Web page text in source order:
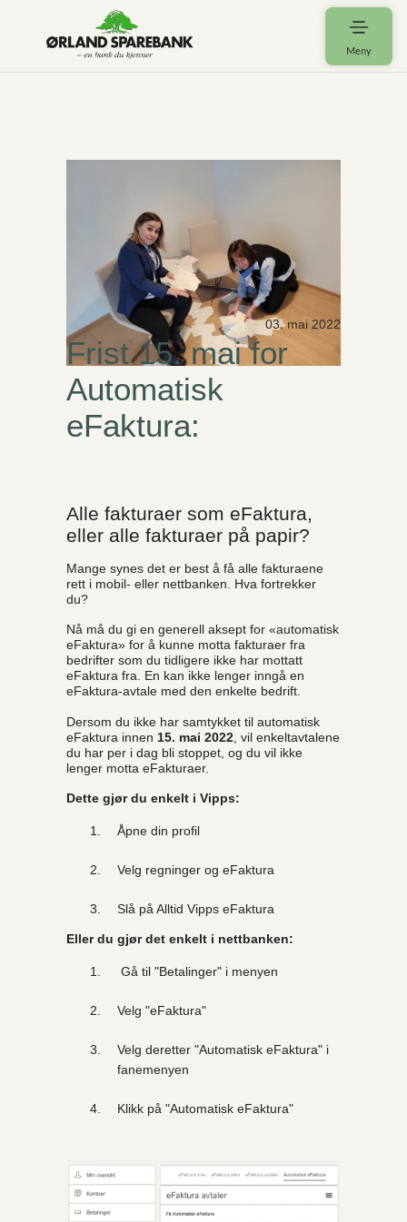
Meny
Frist 15. mai for
Automatisk
eFaktura:
03. mai 2022
Alle fakturaer som eFaktura,
eller alle fakturaer på papir?
Mange synes det er best å få alle fakturaene
rett i mobil- eller nettbanken. Hva fortrekker
du?
Nå må du gi en generell aksept for «automatisk
eFaktura» for å kunne motta fakturaer fra
bedrifter som du tidligere ikke har mottatt
eFaktura fra. En kan ikke lenger inngå en
eFaktura-avtale med den enkelte bedrift.
Dersom du ikke har samtykket til automatisk
eFaktura innen 15. mai 2022 , vil enkeltavtalene
du har per i dag bli stoppet, og du vil ikke
lenger motta eFakturaer.
Dette gjør du enkelt i Vipps:
Åpne din profil
Velg regninger og eFaktura
Slå på Alltid Vipps eFaktura
Eller du gjør det enkelt i nettbanken:
Gå til "Betalinger" i menyen
Velg "eFaktura"
Velg deretter "Automatisk eFaktura" i
fanemenyen
Klikk på "Automatisk eFaktura"